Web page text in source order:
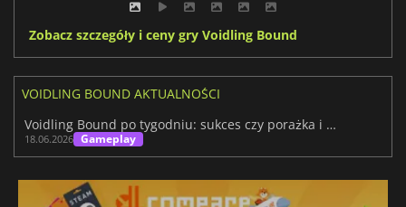
Zobacz szczegóły i ceny gry Voidling Bound
VOIDLING BOUND AKTUALNOŚCI
Voidling Bound po tygodniu: sukces czy porażka i co dalej?
18.06.2026 Gameplay